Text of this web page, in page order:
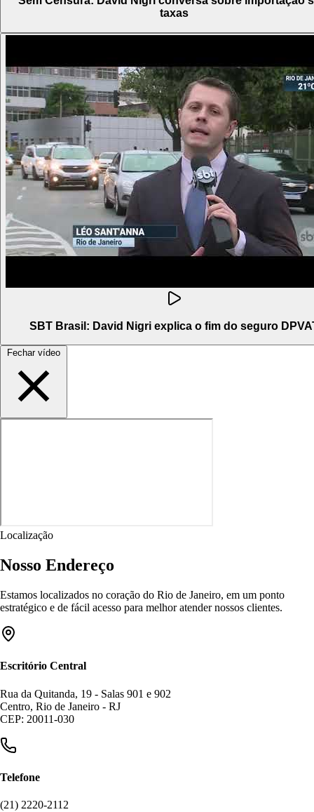
taxas
SBT Brasil: David Nigri explica o fim do seguro
Fechar vídeo
Localização
Nosso Endereço
Estamos localizados no coração do Rio de Janeiro, em um ponto
estratégico e de fácil acesso para melhor atender nossos clientes.
Escritório Central
Rua da Quitanda, 19 - Salas 901 e 902
Centro, Rio de Janeiro - RJ
CEP: 20011-030
Telefone
(21) 2220-2112